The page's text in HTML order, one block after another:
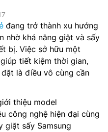
đang trở thành xu hướng
nhờ khả năng giặt và sấy
bị. Việc sở hữu một
tiết kiệm thời gian,
là điều vô cùng cần
thiệu model
công nghệ hiện đại cùng
giặt sấy Samsung